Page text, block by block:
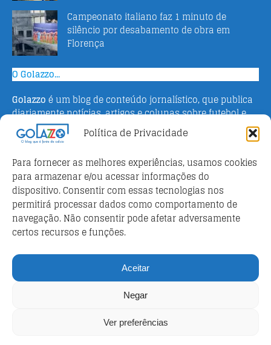
Política de Privacidade
Para fornecer as melhores experiências, usamos cookies
para armazenar e/ou acessar informações do
dispositivo. Consentir com essas tecnologias nos
permitirá processar dados como comportamento de
navegação. Não consentir pode afetar adversamente
certos recursos e funções.
Aceitar
Negar
Ver preferências
Campeonato italiano faz 1 minuto de
silêncio por desabamento de obra em
Florença
O Golazzo...
Golazzo é um blog de conteúdo jornalístico, que publica
diariamente notícias, artigos e colunas sobre futebol e
campeonato italiano. Fundado em 2016 pelo jornalista
Adriano Bertin, o site tem como objetivo informar o
o esporte na Itália.
Parceiros
Futebol ao vivo
Análises e prognósticos dos jogos
Política de privacidade